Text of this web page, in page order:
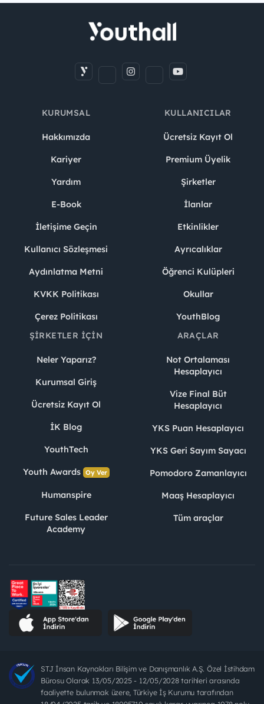
KURUMSAL
Hakkımızda
Kariyer
Yardım
E-Book
İletişime Geçin
Kullanıcı Sözleşmesi
Aydınlatma Metni
KVKK Politikası
Çerez Politikası
KULLANICILAR
Ücretsiz Kayıt Ol
Premium Üyelik
Şirketler
İlanlar
Etkinlikler
Ayrıcalıklar
Öğrenci Kulüpleri
Okullar
YouthBlog
ŞIRKETLER İÇIN
Neler Yaparız?
Kurumsal Giriş
Ücretsiz Kayıt Ol
İK Blog
YouthTech
Youth Awards Oy Ver
Humanspire
Future Sales Leader
Academy
ARAÇLAR
Not Ortalaması
Hesaplayıcı
Vize Final Büt
Hesaplayıcı
YKS Puan Hesaplayıcı
YKS Geri Sayım Sayacı
Pomodoro Zamanlayıcı
Maaş Hesaplayıcı
Tüm araçlar
STJ İnsan Kaynakları Bilişim ve Danışmanlık A.Ş. Özel İstihdam
Bürosu Olarak 13/05/2025 - 12/05/2028 tarihleri arasında
faaliyette bulunmak üzere, Türkiye İş Kurumu tarafından